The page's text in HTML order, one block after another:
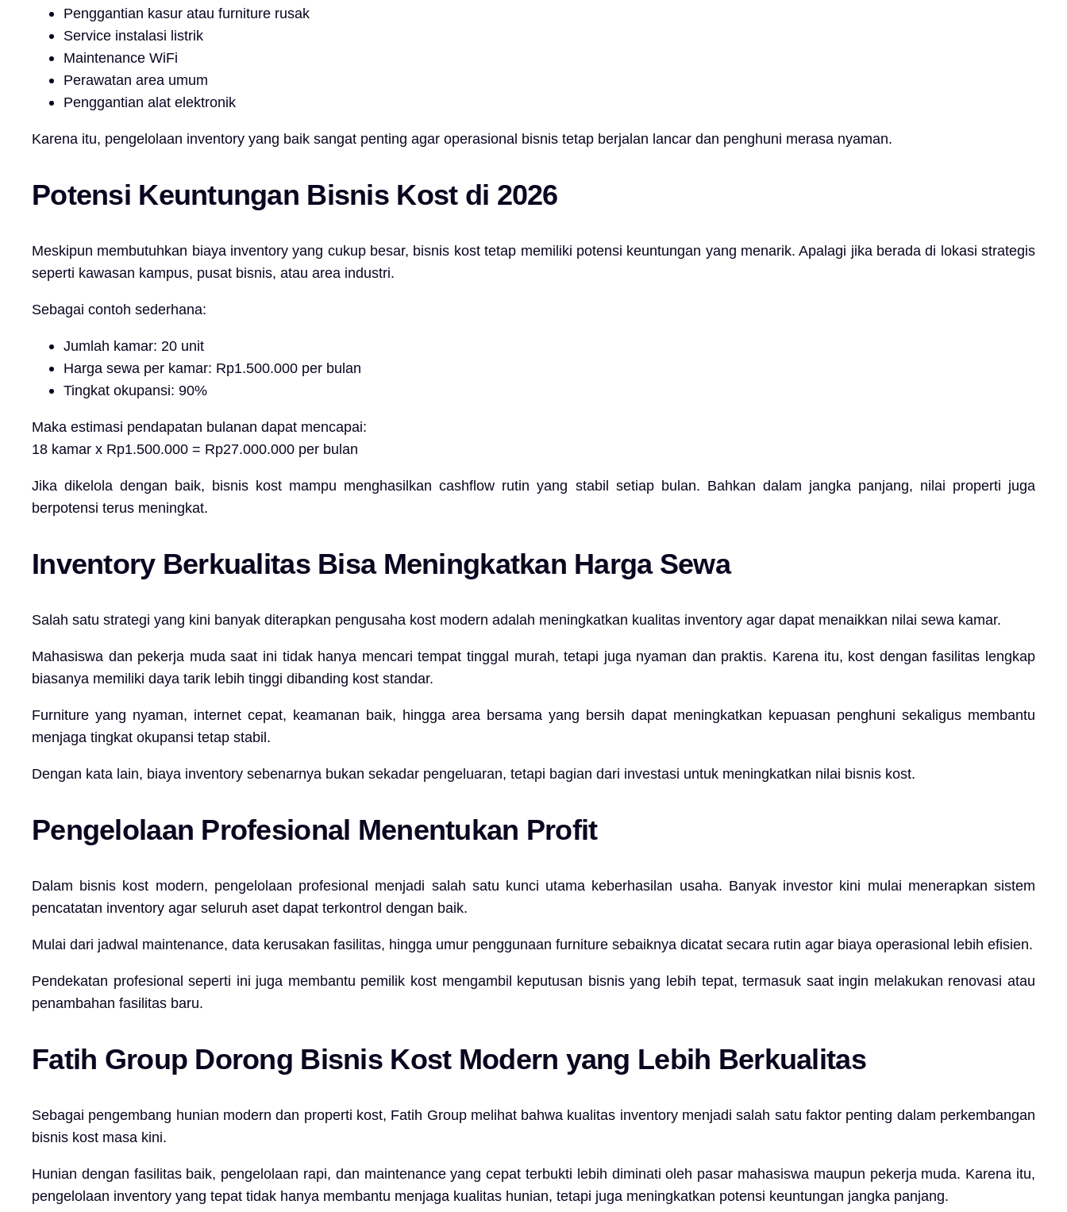
Penggantian kasur atau furniture rusak
Service instalasi listrik
Maintenance WiFi
Perawatan area umum
Penggantian alat elektronik
Karena itu, pengelolaan inventory yang baik sangat penting agar operasional bisnis tetap berjalan lancar dan penghuni merasa nyaman.
Potensi Keuntungan Bisnis Kost di 2026
Meskipun membutuhkan biaya inventory yang cukup besar, bisnis kost tetap memiliki potensi keuntungan yang menarik. Apalagi jika berada di lokasi strategis
seperti kawasan kampus, pusat bisnis, atau area industri.
Sebagai contoh sederhana:
Jumlah kamar: 20 unit
Harga sewa per kamar: Rp1.500.000 per bulan
Tingkat okupansi: 90%
Maka estimasi pendapatan bulanan dapat mencapai:
18 kamar x Rp1.500.000 = Rp27.000.000 per bulan
Jika dikelola dengan baik, bisnis kost mampu menghasilkan cashflow rutin yang stabil setiap bulan. Bahkan dalam jangka panjang, nilai properti juga
berpotensi terus meningkat.
Inventory Berkualitas Bisa Meningkatkan Harga Sewa
Salah satu strategi yang kini banyak diterapkan pengusaha kost modern adalah meningkatkan kualitas inventory agar dapat menaikkan nilai sewa kamar.
Mahasiswa dan pekerja muda saat ini tidak hanya mencari tempat tinggal murah, tetapi juga nyaman dan praktis. Karena itu, kost dengan fasilitas lengkap
biasanya memiliki daya tarik lebih tinggi dibanding kost standar.
Furniture yang nyaman, internet cepat, keamanan baik, hingga area bersama yang bersih dapat meningkatkan kepuasan penghuni sekaligus membantu
menjaga tingkat okupansi tetap stabil.
Dengan kata lain, biaya inventory sebenarnya bukan sekadar pengeluaran, tetapi bagian dari investasi untuk meningkatkan nilai bisnis kost.
Pengelolaan Profesional Menentukan Profit
Dalam bisnis kost modern, pengelolaan profesional menjadi salah satu kunci utama keberhasilan usaha. Banyak investor kini mulai menerapkan sistem
pencatatan inventory agar seluruh aset dapat terkontrol dengan baik.
Mulai dari jadwal maintenance, data kerusakan fasilitas, hingga umur penggunaan furniture sebaiknya dicatat secara rutin agar biaya operasional lebih efisien.
Pendekatan profesional seperti ini juga membantu pemilik kost mengambil keputusan bisnis yang lebih tepat, termasuk saat ingin melakukan renovasi atau
penambahan fasilitas baru.
Fatih Group Dorong Bisnis Kost Modern yang Lebih Berkualitas
Sebagai pengembang hunian modern dan properti kost, Fatih Groupmelihat bahwa kualitas inventory menjadi salah satu faktor penting dalam perkembangan
bisnis kost masa kini.
Hunian dengan fasilitas baik, pengelolaan rapi, dan maintenance yang cepat terbukti lebih diminati oleh pasar mahasiswa maupun pekerja muda. Karena itu,
pengelolaan inventory yang tepat tidak hanya membantu menjaga kualitas hunian, tetapi juga meningkatkan potensi keuntungan jangka panjang.